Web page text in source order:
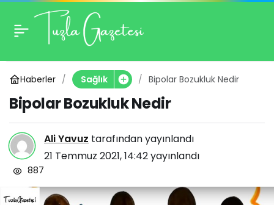
Haberler Sağlık Bipolar Bozukluk Nedir
Bipolar Bozukluk Nedir
Ali Yavuz tarafından yayınlandı
21 Temmuz 2021, 14:42yayınlandı
887
Bipolar Bozukluk Nedir